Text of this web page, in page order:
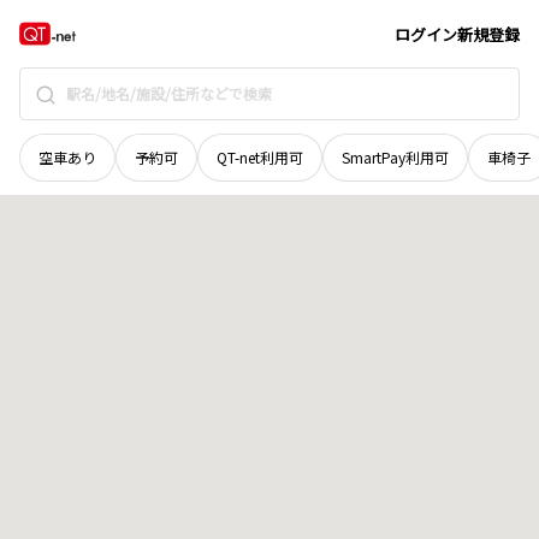
ログイン新規登録
空車あり 予約可 QT-net利用可 SmartPay利用可 車椅子
愛媛県